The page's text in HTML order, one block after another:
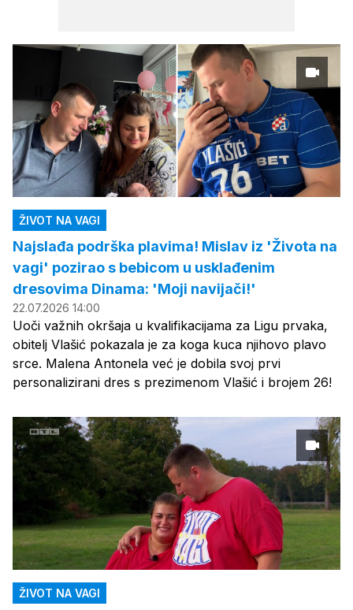
ŽIVOT NA VAGI
Najslađa podrška plavima! Mislav iz 'Života na
vagi' pozirao s bebicom u usklađenim
dresovima Dinama: 'Moji navijači!'
22.07.2026 14:00
Uoči važnih okršaja u kvalifikacijama za Ligu prvaka,
obitelj Vlašić pokazala je za koga kuca njihovo plavo
srce. Malena Antonela već je dobila svoj prvi
personalizirani dres s prezimenom Vlašić i brojem 26!
ŽIVOT NA VAGI